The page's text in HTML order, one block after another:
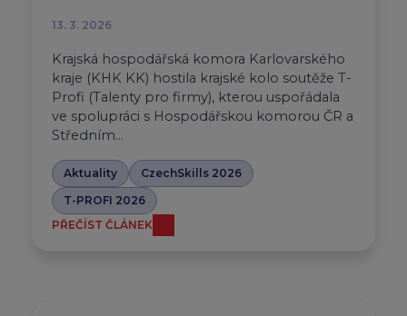
13. 3. 2026
Krajská hospodářská komora Karlovarského
kraje (KHK KK) hostila krajské kolo soutěže T-
Profi (Talenty pro firmy), kterou uspořádala
ve spolupráci s Hospodářskou komorou ČR a
Středním…
Aktuality
CzechSkills 2026
T-PROFI 2026
PŘEČÍST ČLÁNEK